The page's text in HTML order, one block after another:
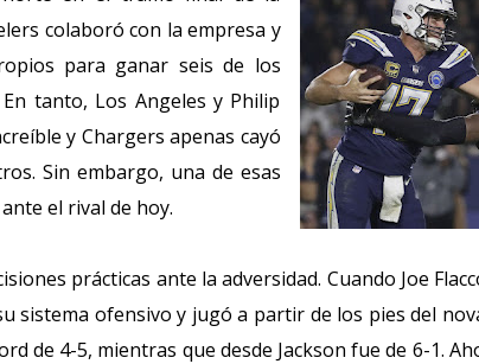
colaboró con la empresa y
para ganar seis de los
tanto, Los Angeles y Philip
y Chargers apenas cayó
Sin embargo, una de esas
el rival de hoy.
prácticas ante la adversidad. Cuando Joe
sistema ofensivo y jugó a partir de los pies del
de 4-5, mientras que desde Jackson fue de 6-1.